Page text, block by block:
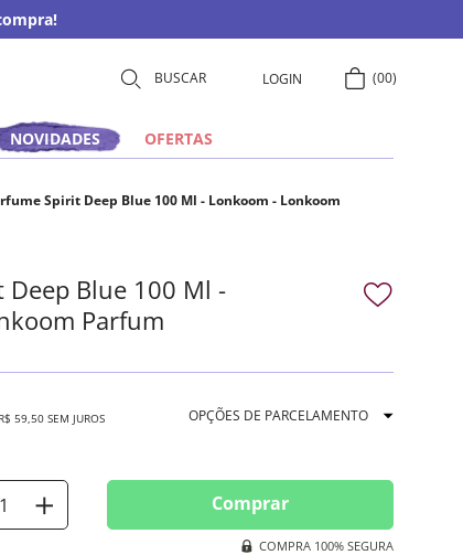
LOGIN 00
NOVIDADES OFERTAS
Spirit Deep Blue 100 Ml - Lonkoom - Lonkoom
Deep Blue 100 Ml -
Parfum
R$ 59,50SEM JUROS OPÇÕES DE PARCELAMENTO
Comprar
COMPRA 100% SEGURA